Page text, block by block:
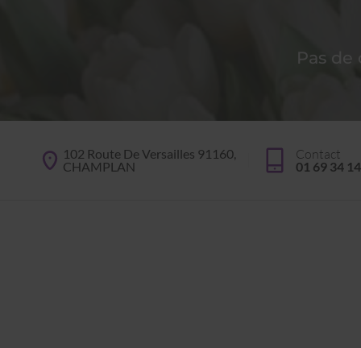
Pas
102 Route De Versailles 91160,
CHAMPLAN
Contact
01 69 34